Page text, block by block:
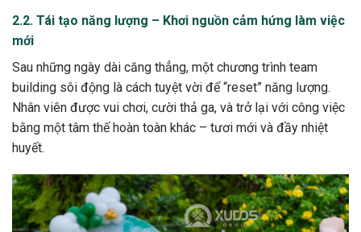
2.2. Tái tạo năng lượng – Khơi nguồn cảm hứng làm việc
mới
Sau những ngày dài căng thẳng, một chương trình team
building sôi động là cách tuyệt vời để “reset” năng lượng.
Nhân viên được vui chơi, cười thả ga, và trở lại với công việc
bằng một tâm thế hoàn toàn khác – tươi mới và đầy nhiệt
huyết.